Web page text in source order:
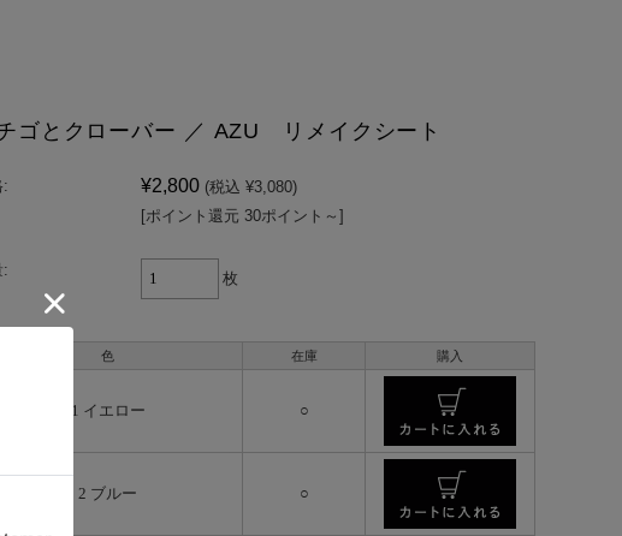
ゴとクローバー ／ AZU リメイクシート
: ¥2,800 (税込 ¥3,080)
[ポイント還元 30ポイント～]
: 枚
色 在庫 購入
1 イエロー ○
2 ブルー ○